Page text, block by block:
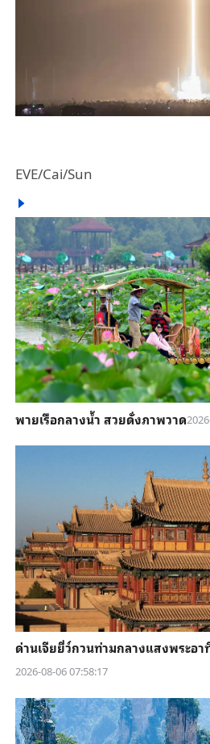
EVE/Cai/Sun
พายเรือกลางน้ำ สวยดั่งภาพวาด
ด่านเจียยี่ว์กวนท่ามกลางแสงพระอ
2026-08-06 07:58:17